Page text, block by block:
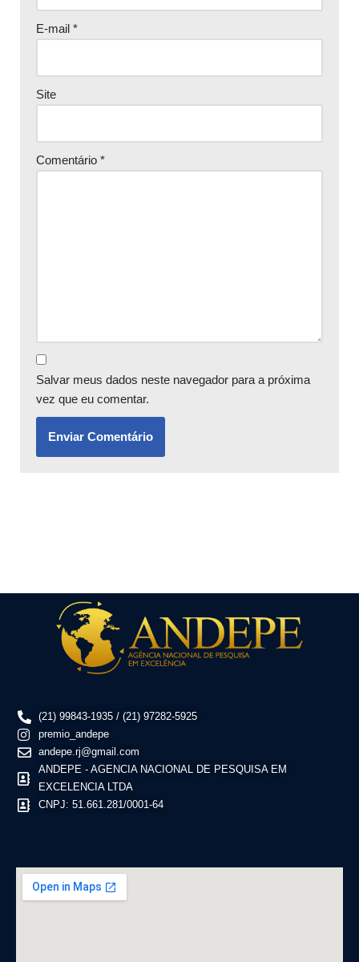
E-mail *
Site
Comentário *
Salvar meus dados neste navegador para a próxima
vez que eu comentar.
(21) 99843-1935 / (21) 97282-5925
premio_andepe
andepe.rj@gmail.com
ANDEPE - AGENCIA NACIONAL DE PESQUISA EM
EXCELENCIA LTDA
CNPJ: 51.661.281/0001-64